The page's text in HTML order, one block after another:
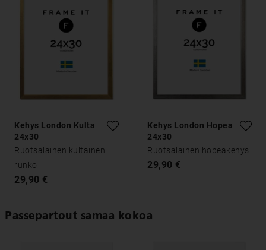
Kehys London Kulta
24x30
Ruotsalainen kultainen
runko
29,90 €
Kehys London Hopea
24x30
Ruotsalainen hopeakehys
29,90 €
Passepartout samaa kokoa